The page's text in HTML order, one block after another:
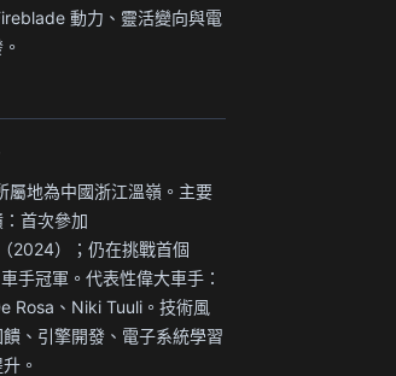
動力、靈活變向與電
屬地為中國浙江溫嶺。主要
首次參加
2024）；仍在挑戰首個
手冠軍。代表性偉大車手：
Rosa、Niki Tuuli。技術風
、引擎開發、電子系統學習
。